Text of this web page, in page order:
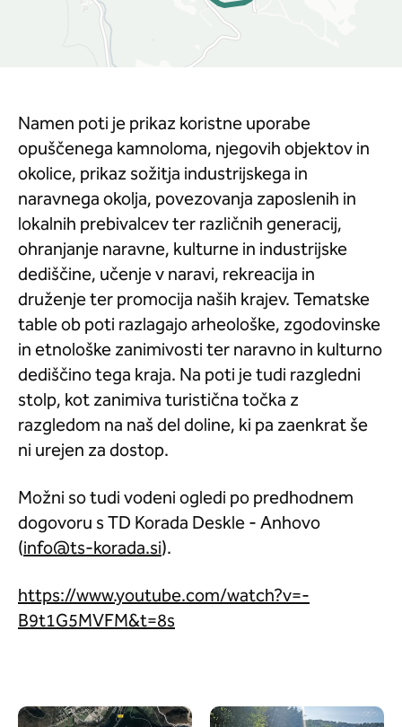
Namen poti je prikaz koristne uporabe
opuščenega kamnoloma, njegovih objektov in
okolice, prikaz sožitja industrijskega in
naravnega okolja, povezovanja zaposlenih in
lokalnih prebivalcev ter različnih generacij,
ohranjanje naravne, kulturne in industrijske
dediščine, učenje v naravi, rekreacija in
druženje ter promocija naših krajev. Tematske
table ob poti razlagajo arheološke, zgodovinske
in etnološke zanimivosti ter naravno in kulturno
dediščino tega kraja. Na poti je tudi razgledni
stolp, kot zanimiva turistična točka z
razgledom na naš del doline, ki pa zaenkrat še
ni urejen za dostop.
Možni so tudi vodeni ogledi po predhodnem
dogovoru s TD Korada Deskle - Anhovo
(
).
https://www.youtube.com/watch?v=-
B9t1G5MVFM&t=8s